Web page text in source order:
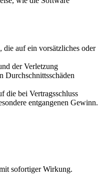
auf ein vorsätzliches oder
der Verletzung
Durchschnittsschäden
die bei Vertragsschluss
entgangenen Gewinn.
sofortiger Wirkung.